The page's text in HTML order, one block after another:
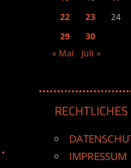
22
23 24
29
30
« Mai
Juli »
RECHTLICHES
IMPRESSUM